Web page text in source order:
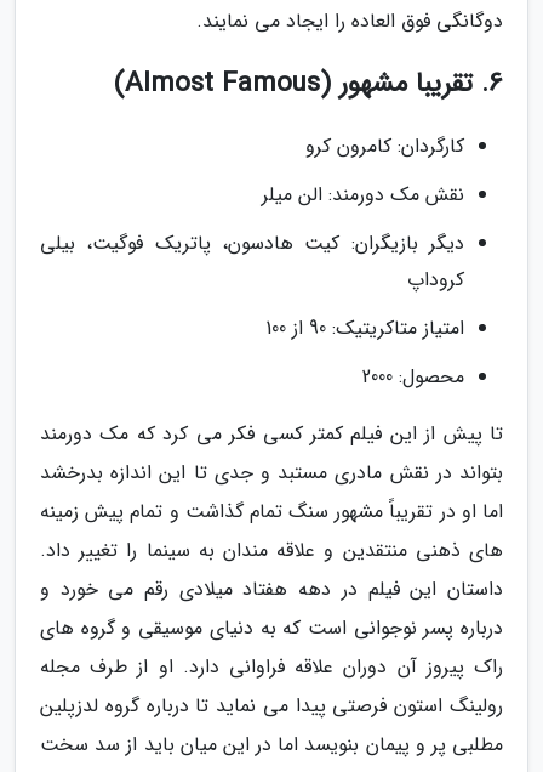
دوگانگی فوق العاده را ایجاد می نمایند.
6. تقریبا مشهور (Almost Famous)
کارگردان: کامرون کرو
نقش مک دورمند: الن میلر
دیگر بازیگران: کیت هادسون، پاتریک فوگیت، بیلی
کروداپ
امتیاز متاکریتیک: 90 از 100
محصول: 2000
تا پیش از این فیلم کمتر کسی فکر می کرد که مک دورمند
بتواند در نقش مادری مستبد و جدی تا این اندازه بدرخشد
اما او در تقریباً مشهور سنگ تمام گذاشت و تمام پیش زمینه
های ذهنی منتقدین و علاقه مندان به سینما را تغییر داد.
داستان این فیلم در دهه هفتاد میلادی رقم می خورد و
درباره پسر نوجوانی است که به دنیای موسیقی و گروه های
راک پیروز آن دوران علاقه فراوانی دارد. او از طرف مجله
رولینگ استون فرصتی پیدا می نماید تا درباره گروه لدزپلین
مطلبی پر و پیمان بنویسد اما در این میان باید از سد سخت